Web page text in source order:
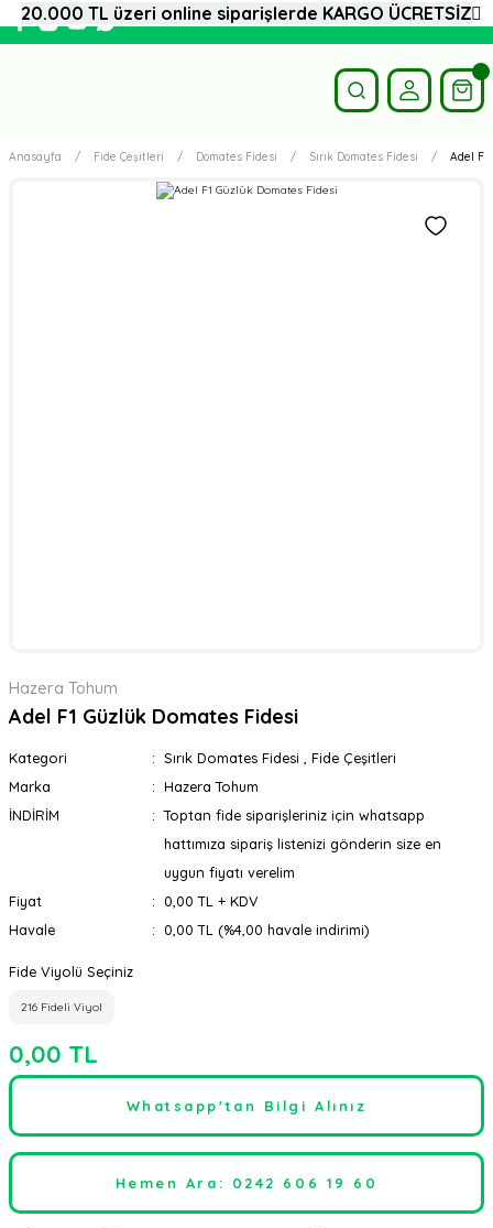
Anasayfa Fide Çeşitleri Domates Fidesi Sırık Domates Fidesi Adel
Hazera Tohum
Adel F1 Güzlük Domates Fidesi
Kategori Sırık Domates Fidesi
Fide Çeşitleri
Marka
Hazera Tohum
İNDİRİM
Toptan fide siparişleriniz için whatsapp
hattımıza sipariş listenizi gönderin size en
uygun fiyatı verelim
Fiyat
0,00 TL + KDV
Havale
0,00 TL (%4,00 havale indirimi)
Fide Viyolü Seçiniz
216 Fideli Viyol
0,00 TL
Whatsapp'tan Bilgi Alınız
Hemen Ara: 0242 606 19 60
20.000 TL üzeri online siparişlerde KARGO ÜCRETSİZ